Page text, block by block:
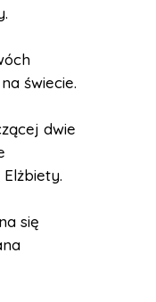
świecie.
dwie
się